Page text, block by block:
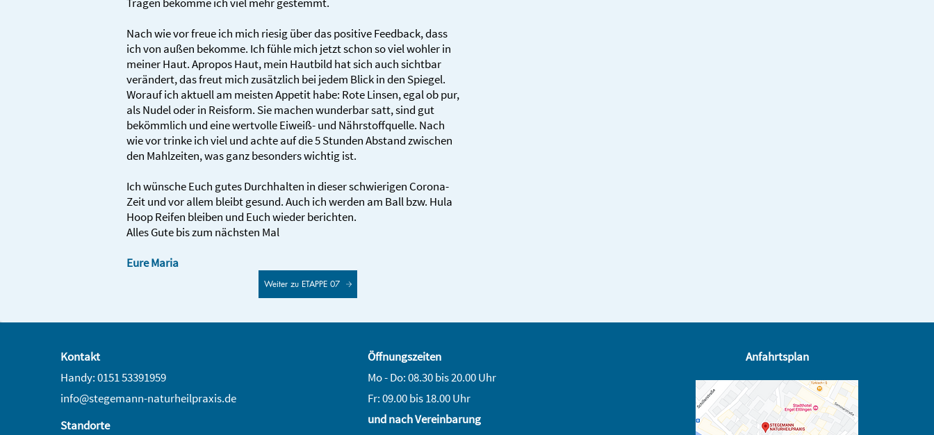
Nach wie vor freue ich mich riesig über das positive Feedback, dass
ich von außen bekomme. Ich fühle mich jetzt schon so viel wohler in
meiner Haut. Apropos Haut, mein Hautbild hat sich auch sichtbar
verändert, das freut mich zusätzlich bei jedem Blick in den Spiegel.
Worauf ich aktuell am meisten Appetit habe: Rote Linsen, egal ob pur,
als Nudel oder in Reisform. Sie machen wunderbar satt, sind gut
bekömmlich und eine wertvolle Eiweiß- und Nährstoffquelle. Nach
wie vor trinke ich viel und achte auf die 5 Stunden Abstand zwischen
den Mahlzeiten, was ganz besonders wichtig ist.
Ich wünsche Euch gutes Durchhalten in dieser schwierigen Corona-
Zeit und vor allem bleibt gesund. Auch ich werden am Ball bzw. Hula
Hoop Reifen bleiben und Euch wieder berichten.
Alles Gute bis zum nächsten Mal
Eure Maria
Weiter zu ETAPPE 07
Kontakt
Handy: 0151 53391959
info@stegemann-naturheilpraxis.de
Standorte
Öffnungszeiten
Mo - Do: 08.30 bis 20.00 Uhr
Fr: 09.00 bis 18.00 Uhr
und nach Vereinbarung
Anfahrtsplan